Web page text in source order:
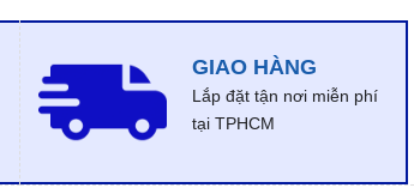
GIAO HÀNG
Lắp đặt tận nơi miễn phí
tại TPHCM